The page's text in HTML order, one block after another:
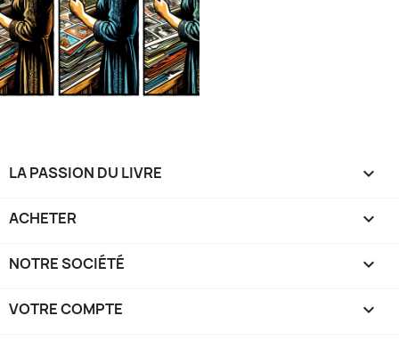
LA PASSION DU LIVRE 
ACHETER 
NOTRE SOCIÉTÉ 
VOTRE COMPTE 